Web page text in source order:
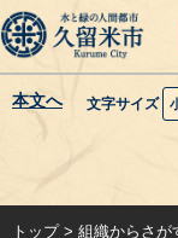
本文へ 文字サイズ
暮らし・届出
トップ> 組織からさが